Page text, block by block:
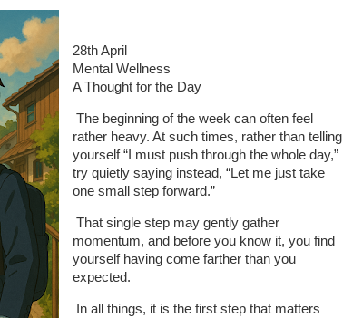
28th April
Mental Wellness
A Thought for the Day
The beginning of the week can often feel
rather heavy. At such times, rather than telling
yourself “I must push through the whole day,”
try quietly saying instead, “Let me just take
one small step forward.”
That single step may gently gather
momentum, and before you know it, you find
yourself having come farther than you
expected.
In all things, it is the first step that matters